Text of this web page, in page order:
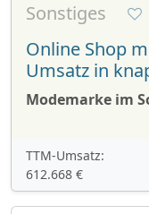
Sonstiges
Online Shop
Umsatz in
Modemarke im
TTM-Umsatz:
612.668 €